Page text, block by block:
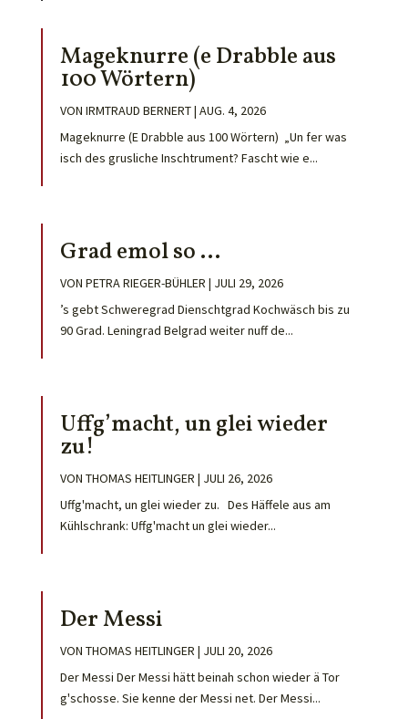
Mageknurre (e Drabble aus
100 Wörtern)
VON IRMTRAUD BERNERT| AUG. 4, 2026
Mageknurre (E Drabble aus 100 Wörtern) „Un fer was
isch des grusliche Inschtrument? Fascht wie e...
Grad emol so …
VON PETRA RIEGER-BÜHLER | JULI 29, 2026
’s gebt Schweregrad Dienschtgrad Kochwäsch bis zu
90 Grad. Leningrad Belgrad weiter nuff de...
Uffg’macht, un glei wieder
zu!
VON THOMAS HEITLINGER | JULI 26, 2026
Uffg'macht, un glei wieder zu. Des Häffele aus am
Kühlschrank: Uffg'macht un glei wieder...
Der Messi
VON THOMAS HEITLINGER | JULI 20, 2026
Der Messi Der Messi hätt beinah schon wieder ä Tor
g'schosse. Sie kenne der Messi net. Der Messi...